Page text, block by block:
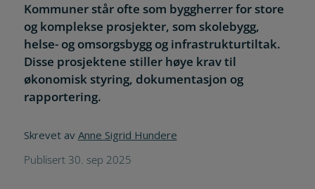
Kommuner står ofte som byggherrer for store
og komplekse prosjekter, som skolebygg,
helse- og omsorgsbygg og infrastrukturtiltak.
Disse prosjektene stiller høye krav til
økonomisk styring, dokumentasjon og
rapportering.
Skrevet av Anne Sigrid Hundere
Publisert 30. sep 2025